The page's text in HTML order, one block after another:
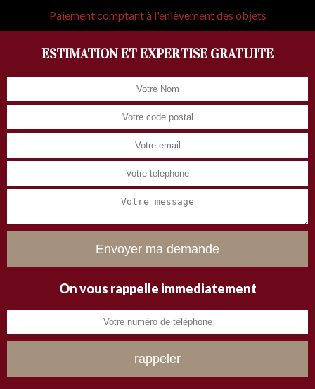
Paiement comptant à l'enlèvement des objets
ESTIMATION ET EXPERTISE GRATUITE
On vous rappelle immediatement